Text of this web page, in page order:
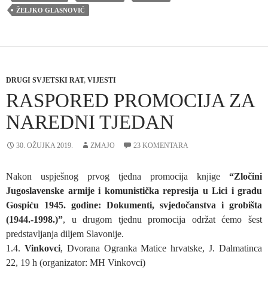
ŽELJKO GLASNOVIĆ
DRUGI SVJETSKI RAT, VIJESTI
RASPORED PROMOCIJA ZA
NAREDNI TJEDAN
30. OŽUJKA 2019. ZMAJO 23 KOMENTARA
Nakon uspješnog prvog tjedna promocija knjige “Zločini
Jugoslavenske armije i komunistička represija u Lici i gradu
Gospiću 1945. godine: Dokumenti, svjedočanstva i grobišta
(1944.-1998.)”, u drugom tjednu promocija održat ćemo šest
predstavljanja diljem Slavonije.
1.4. Vinkovci, Dvorana Ogranka Matice hrvatske, J. Dalmatinca
22, 19 h (organizator: MH Vinkovci)